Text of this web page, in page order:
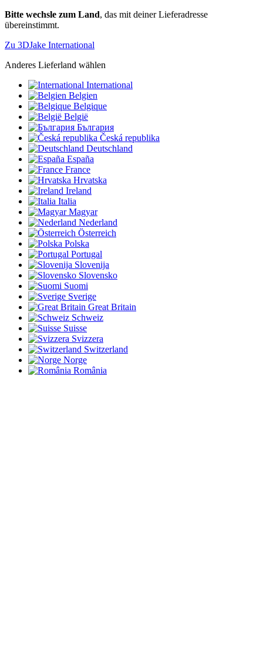
Bitte wechsle zum Land, das mit deiner Lieferadresse
übereinstimmt.
Zu 3DJake International
Anderes Lieferland wählen
International
Belgien
Belgique
België
България
Česká republika
Deutschland
España
France
Hrvatska
Ireland
Italia
Magyar
Nederland
Österreich
Polska
Portugal
Slovenija
Slovensko
Suomi
Sverige
Great Britain
Schweiz
Suisse
Svizzera
Switzerland
Norge
România